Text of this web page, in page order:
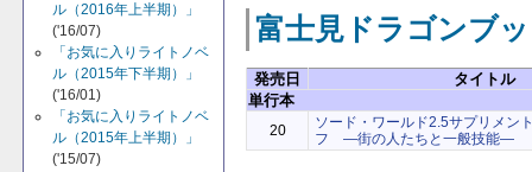
ル（2016年上半期）」
('16/07)
「お気に入りライトノベ
ル（2015年下半期）」
('16/01)
「お気に入りライトノベ
ル（2015年上半期）」
('15/07)
富士見ドラゴンブ
発売日
タイトル
単行本
20
ソード・ワールド2.5サプリメ
フ ―街の人たちと一般技能―